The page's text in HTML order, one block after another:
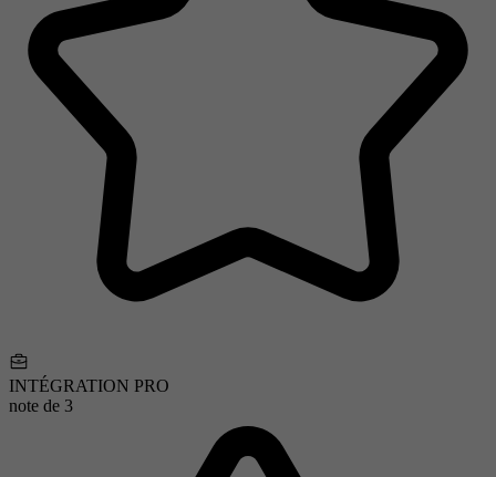
INTÉGRATION PRO
note de 3